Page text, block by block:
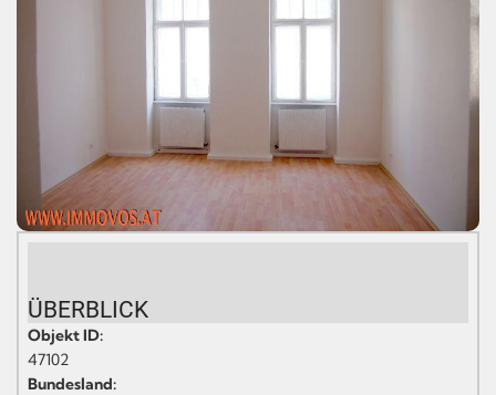
ÜBERBLICK
Objekt ID:
47102
Bundesland: